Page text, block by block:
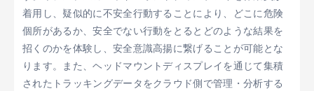
着用し、疑似的に不安全行動することにより、どこに危険
個所があるか、安全でない行動をとるとどのような結果を
招くのかを体験し、安全意識高揚に繋げることが可能とな
ります。また、ヘッドマウントディスプレイを通じて集積
されたトラッキングデータをクラウド側で管理・分析する